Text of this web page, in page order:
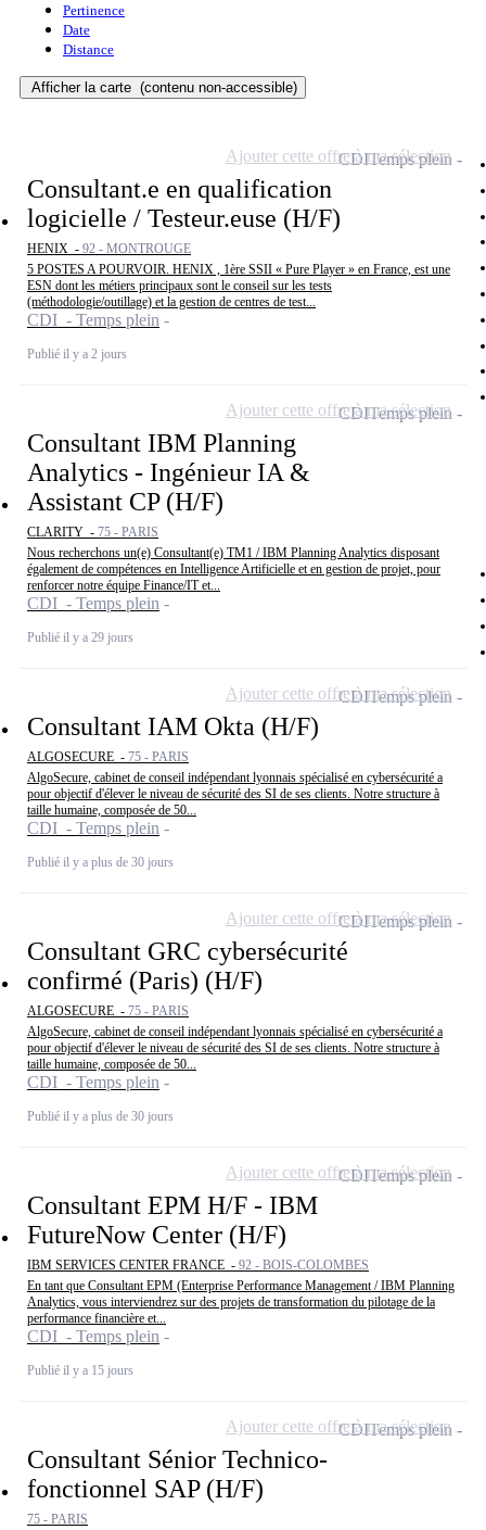
Pertinence
Date
Distance
Afficher la carte (contenu non-accessible)
Consultant.e en qualification
logicielle / Testeur.euse (H/F)
HENIX - 92 - MONTROUGE
5 POSTES A POURVOIR. HENIX , 1ère SSII « Pure Player » en France, est une
ESN dont les métiers principaux sont le conseil sur les tests
(méthodologie/outillage) et la gestion de centres de test...
CDI - Temps plein
Publié il y a 2 jours
CDITemps plein
Ajouter cette offre à ma sélection
Consultant IBM Planning
Analytics - Ingénieur IA &
Assistant CP (H/F)
CLARITY - 75 - PARIS
Nous recherchons un(e) Consultant(e) TM1 / IBM Planning Analytics disposant
également de compétences en Intelligence Artificielle et en gestion de projet, pour
renforcer notre équipe Finance/IT et...
CDI - Temps plein
Publié il y a 29 jours
CDITemps plein
Ajouter cette offre à ma sélection
Consultant IAM Okta (H/F)
ALGOSECURE - 75 - PARIS
AlgoSecure, cabinet de conseil indépendant lyonnais spécialisé en cybersécurité a
pour objectif d'élever le niveau de sécurité des SI de ses clients. Notre structure à
taille humaine, composée de 50...
CDI - Temps plein
Publié il y a plus de 30 jours
CDITemps plein
Ajouter cette offre à ma sélection
Consultant GRC cybersécurité
confirmé (Paris) (H/F)
ALGOSECURE - 75 - PARIS
AlgoSecure, cabinet de conseil indépendant lyonnais spécialisé en cybersécurité a
pour objectif d'élever le niveau de sécurité des SI de ses clients. Notre structure à
taille humaine, composée de 50...
CDI - Temps plein
Publié il y a plus de 30 jours
CDITemps plein
Ajouter cette offre à ma sélection
Consultant EPM H/F - IBM
FutureNow Center (H/F)
IBM SERVICES CENTER FRANCE - 92 - BOIS-COLOMBES
En tant que Consultant EPM (Enterprise Performance Management / IBM Planning
Analytics, vous interviendrez sur des projets de transformation du pilotage de la
performance financière et...
CDI - Temps plein
Publié il y a 15 jours
CDITemps plein
Ajouter cette offre à ma sélection
Consultant Sénior Technico-
fonctionnel SAP (H/F)
75 - PARIS
CDITemps plein
Ajouter cette offre à ma sélection